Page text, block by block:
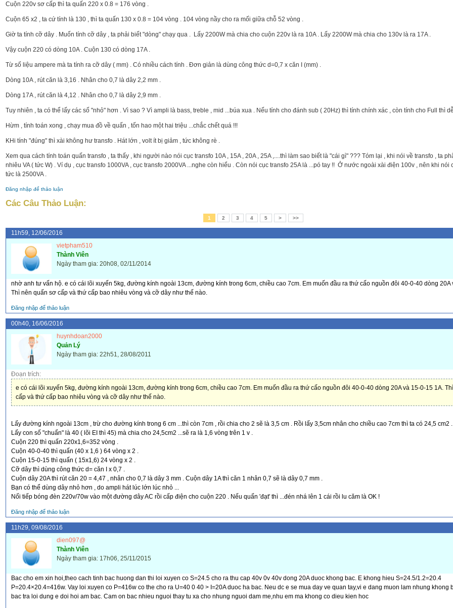
Cuộn 220v sơ cấp thì ta quấn 220 x 0.8 = 176 vòng .
Cuộn 65 x2 , ta cứ tính là 130 , thì ta quấn 130 x 0.8 = 104 vòng . 104 vòng nầy cho ra mối giữa chỗ 52 vòng .
Giờ ta tính cỡ dây . Muốn tính cỡ dây , ta phải biết "dòng" chạy qua . Lấy 2200W mà chia cho cuộn 220v là ra 10A . Lấy 2200W mà chia cho 130v là ra 17A .
Vậy cuộn 220 có dòng 10A . Cuộn 130 có dòng 17A .
Từ số liệu ampere mà ta tính ra cỡ dây ( mm) . Có nhiều cách tính . Đơn giản là dùng công thức d=0,7 x căn I (mm) .
Dòng 10A , rút căn là 3,16 . Nhân cho 0,7 là dây 2,2 mm .
Dòng 17A , rút căn là 4,12 . Nhân cho 0,7 là dây 2,9 mm .
Tuy nhiên , ta có thể lấy các số "nhỏ" hơn . Vì sao ? Vì ampli là bass, treble , mid ...búa xua . Nếu tính cho đánh sub ( 20Hz) thì tính chính xác , còn tính cho Full thì
Hừm , tính toán xong , chạy mua đồ về quấn , tốn hao một hai triệu ...chắc chết quá !!!
KHi tính "đúng" thì xài không hư transfo . Hát lớn , volt ít bị giảm , tức không rè .
Xem qua cách tính toán quấn transfo , ta thấy , khi người nào nói cục transfo 10A , 15A , 20A , 25A ,....thì làm sao biết là "cái gì" ??? Tóm lại , khi nói về transfo , ta
nhiêu VA ( tức W) . Ví dụ , cục transfo 1000VA , cục transfo 2000VA ...nghe còn hiểu . Còn nói cục transfo 25A là ...pó tay !! Ở nước ngoài xài điện 100v , nên khi nói
tức là 2500VA .
Đăng nhập để thảo luận
Các Câu Thảo Luận:
1 2 3 4 5 > >>
11h59, 12/06/2016
vietpham510
Thành Viên
Ngày tham gia: 20h08, 02/11/2014
nhờ anh tư vấn hộ. e có cái lõi xuyến 5kg, đường kính ngoài 13cm, đường kính trong 6cm, chiều cao 7cm. Em muốn đầu ra thứ cấo nguồn đôi 40-0-40 dòng 20A
Thì nên quấn sơ cấp và thứ cấp bao nhiêu vòng và cỡ dây như thế nào.
Đăng nhập để thảo luận
00h40, 16/06/2016
huynhdoan2000
Quản Lý
Ngày tham gia: 22h51, 28/08/2011
Đoạn trích:
e có cái lõi xuyến 5kg, đường kính ngoài 13cm, đường kính trong 6cm, chiều cao 7cm. Em muốn đầu ra thứ cấo nguồn đôi 40-0-40 dòng 20A và 15-0-15 1A.
cấp và thứ cấp bao nhiêu vòng và cỡ dây như thế nào.
Lấy đường kính ngoài 13cm , trừ cho đường kính trong 6 cm ...thì còn 7cm , rồi chia cho 2 sẽ là 3,5 cm . Rồi lấy 3,5cm nhân cho chiều cao 7cm thì ta có 24,5 cm2 .
Lấy con số "chuẩn" là 40 ( lõi EI thì 45) mà chia cho 24,5cm2 ...sẽ ra là 1,6 vòng trên 1 v .
Cuộn 220 thì quấn 220x1,6=352 vòng .
Cuộn 40-0-40 thì quấn (40 x 1,6 ) 64 vòng x 2 .
Cuộn 15-0-15 thì quấn ( 15x1,6) 24 vòng x 2 .
Cỡ dây thì dùng công thức d= căn I x 0,7 .
Cuộn dây 20A thì rút căn 20 = 4,47 , nhân cho 0,7 là dây 3 mm . Cuộn dây 1A thì căn 1 nhân 0,7 sẽ là dây 0,7 mm .
Bạn có thể dùng dây nhỏ hơn , do ampli hát lúc lớn lúc nhỏ ...
Nối tiếp bóng đèn 220v/70w vào một đường dây AC rồi cấp điện cho cuộn 220 . Nếu quấn 'đạt' thì ...đén nhá lên 1 cái rồi lu căm là OK !
Đăng nhập để thảo luận
11h29, 09/08/2016
dien097@
Thành Viên
Ngày tham gia: 17h06, 25/11/2015
Bac cho em xin hoi,theo cach tinh bac huong dan thi loi xuyen co S=24.5 cho ra thu cap 40v 0v 40v dong 20A duoc khong bac. E khong hieu S=24.5/1.2=20.4
P=20.4×20.4=416w. Vay loi xuyen co P=416w co the cho ra U=40 0 40 > I=20A duoc ha bac. Neu dc e se mua day ve quan tay,vi e dang muon lam nhung khong
bac tra loi dung e doi hoi am bac. Cam on bac nhieu nguoi thay tu xa cho nhung nguoi dam me,nhu em ma khong co dieu kien hoc